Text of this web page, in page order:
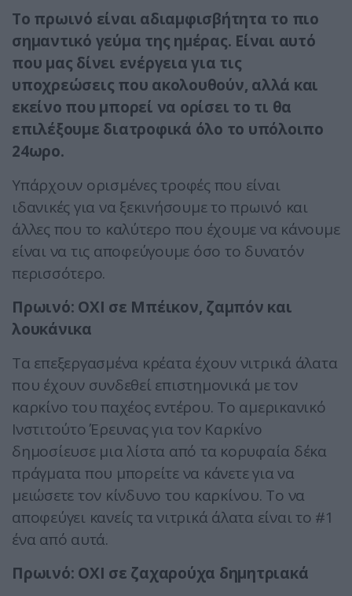
Το πρωινό είναι αδιαμφισβήτητα το πιο
σημαντικό γεύμα της ημέρας. Είναι αυτό
που μας δίνει ενέργεια για τις
υποχρεώσεις που ακολουθούν, αλλά και
εκείνο που μπορεί να ορίσει το τι θα
επιλέξουμε διατροφικά όλο το υπόλοιπο
24ωρο.
Υπάρχουν ορισμένες τροφές που είναι
ιδανικές για να ξεκινήσουμε το πρωινό και
άλλες που το καλύτερο που έχουμε να κάνουμε
είναι να τις αποφεύγουμε όσο το δυνατόν
περισσότερο.
Πρωινό: ΟΧΙ σε Μπέικον, ζαμπόν και
λουκάνικα
Τα επεξεργασμένα κρέατα έχουν νιτρικά άλατα
που έχουν συνδεθεί επιστημονικά με τον
καρκίνο του παχέος εντέρου. Το αμερικανικό
Ινστιτούτο Έρευνας για τον Καρκίνο
δημοσίευσε μια λίστα από τα κορυφαία δέκα
πράγματα που μπορείτε να κάνετε για να
μειώσετε τον κίνδυνο του καρκίνου. Το να
αποφεύγει κανείς τα νιτρικά άλατα είναι το #1
ένα από αυτά.
Πρωινό: ΟΧΙ σε ζαχαρούχα δημητριακά